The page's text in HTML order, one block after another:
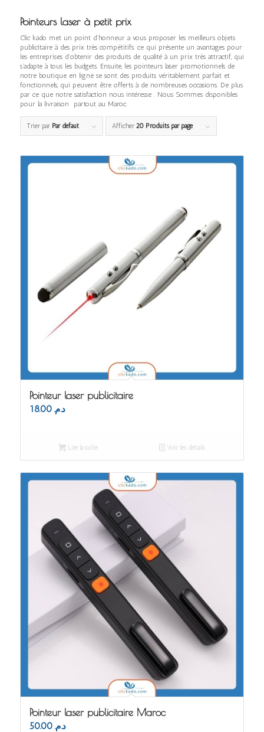
Pointeurs laser à petit prix
Clic kado met un point d’honneur a vous proposer les meilleurs objets
publicitaire à des prix très compétitifs. ce qui présente un avantages pour
les entreprises d’obtenir des produits de qualité à un prix très attractif, qui
s’adapte à tous les budgets. Ensuite, les pointeurs laser promotionnels de
notre boutique en ligne se sont des produits véritablement parfait et
fonctionnels, qui peuvent être offerts à de nombreuses occasions. De plus
par ce que notre satisfaction nous intéresse . Nous Sommes disponibles
pour la livraison partout au Maroc.
Trier par Par défaut Afficher 20 Produits par page
Pointeur laser publicitaire
د.م. 18.00
Lire la suite Voir les détails
Pointeur laser publicitaire Maroc
د.م. 50.00